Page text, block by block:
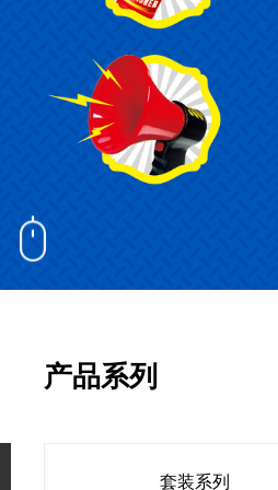
产品系列
套装系列